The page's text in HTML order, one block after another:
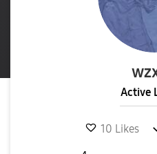
Active
10 Likes